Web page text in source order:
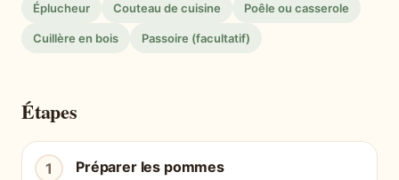
Éplucheur Couteau de cuisine Poêle ou casserole
Cuillère en bois Passoire (facultatif)
Étapes
Préparer les pommes